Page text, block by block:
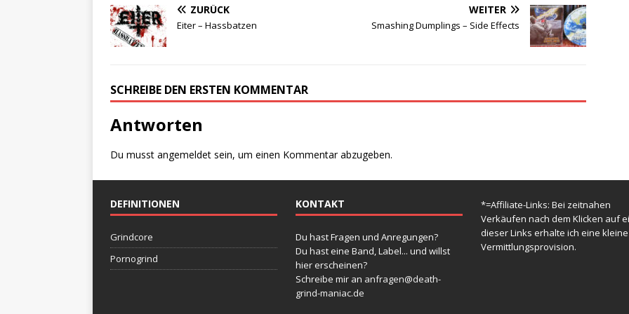
o
o
st
ZURÜCK
Eiter – Hassbatzen
WEITER
Smashing Dumplings ‎– Side Effects
SCHREIBE DEN ERSTEN KOMMENTAR
Antworten
Du musst angemeldet sein, um einen Kommentar abzugeben.
DEFINITIONEN
Grindcore
Pornogrind
KONTAKT
Du hast Fragen und Anregungen?
Du hast eine Band, Label... und willst
hier erscheinen?
Schreibe mir an anfragen@death-
grind-maniac.de
*=Affiliate-Links: Bei zeitnahen
Verkäufen nach dem Klicken auf
dieser Links erhalte ich eine kleine
Vermittlungsprovision.